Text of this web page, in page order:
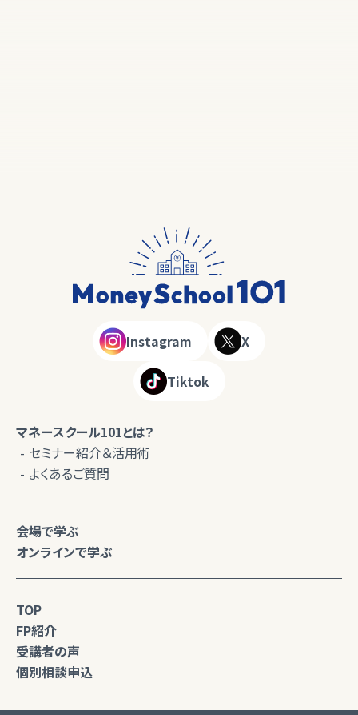
Instagram X
Tiktok
マネースクール101とは？
セミナー紹介＆活用術
よくあるご質問
会場で学ぶ
オンラインで学ぶ
TOP
FP紹介
受講者の声
個別相談申込